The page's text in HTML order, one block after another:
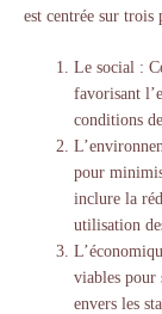
est centrée sur
Le social :
favorisant
conditions
pour
inclure la
utilisation
viables pour
envers les